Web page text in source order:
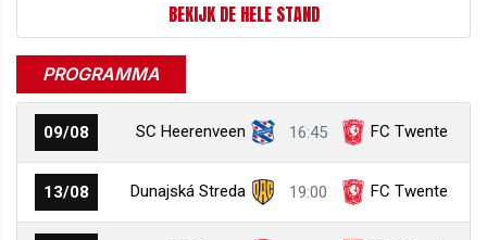
BEKIJK DE HELE STAND
PROGRAMMA
09/08 SC Heerenveen 16:45 FC Twente
13/08 Dunajská Streda 19:00 FC Twente